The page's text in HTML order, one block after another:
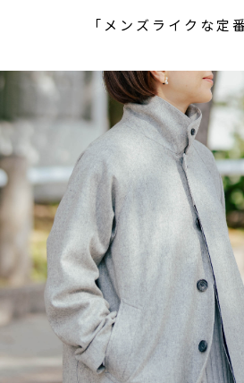
「メンズライクな定